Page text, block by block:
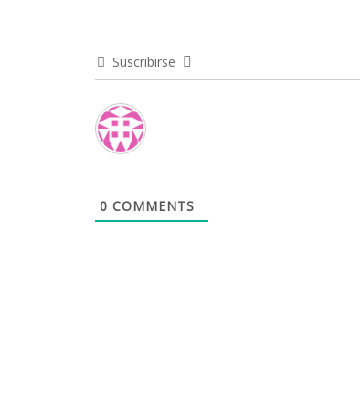
Suscribirse
0 COMMENTS